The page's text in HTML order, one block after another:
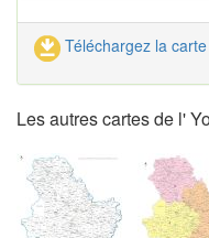
Téléchargez la
Les autres cartes de l'